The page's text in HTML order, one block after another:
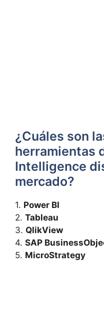
¿Cuáles son
herramientas
Intelligence
mercado?
1. Power BI
2. Tableau
3. QlikView
4. SAP
5.‍ MicroStrategy